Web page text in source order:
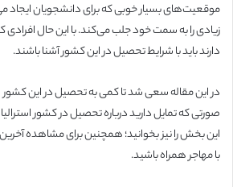
موقعیت‌های بسیار خوبی که برای دانشجویان ایجاد
زیادی را به سمت خود جلب می‌کند. با این حال افرادی
دارند باید با شرایط تحصیل در این کشور آشنا باشند.
در این مقاله سعی شد تا کمی به تحصیل در این کشور
صورتی که تمایل دارید درباره تحصیل در کشور
این بخش را نیز بخوانید؛ همچنین برای مشاهده آخرین
با مهاجر همراه باشید.